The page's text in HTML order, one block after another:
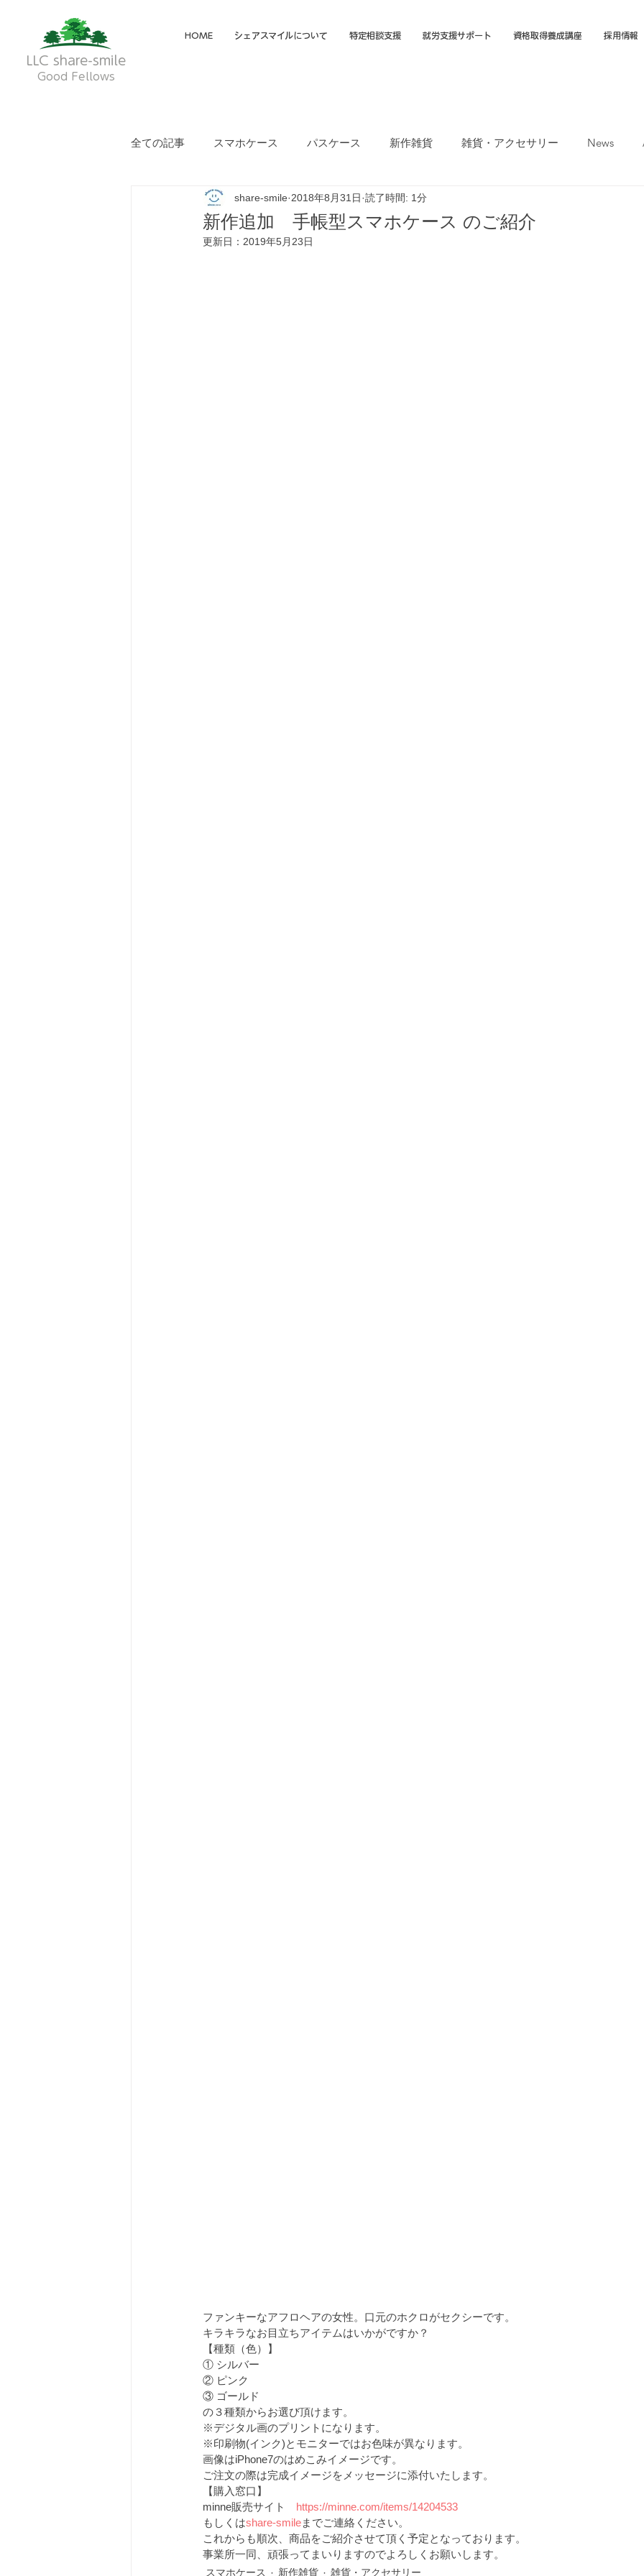
LLC share-smile
Good Fellows
HOME シェアスマイルについて 特定相談支援 就労支援サポート 資格取得養成講座 採用情報
全ての記事 スマホケース パスケース 新作雑貨 雑貨・アクセサリー News
メイディア掲載・動画 フクオカTシャツマーケット
新作追加 手帳型スマホケース のご紹介
share-smile 2018年8月31日 読了時間: 1分
更新日： 2019年5月23日
ファンキーなアフロヘアの女性。口元のホクロがセクシーです。
キラキラなお目立ちアイテムはいかがですか？
【種類（色）】
① シルバー
② ピンク
③ ゴールド
の３種類からお選び頂けます。
※デジタル画のプリントになります。
※印刷物(インク)とモニターではお色味が異なります。
画像はiPhone7のはめこみイメージです。
ご注文の際は完成イメージをメッセージに添付いたします。
【購入窓口】
minne販売サイト https://minne.com/items/14204533
もしくはshare-smileまでご連絡ください。
これからも順次、商品をご紹介させて頂く予定となっております。
事業所一同、頑張ってまいりますのでよろしくお願いします。
スマホケース 新作雑貨 雑貨・アクセサリー